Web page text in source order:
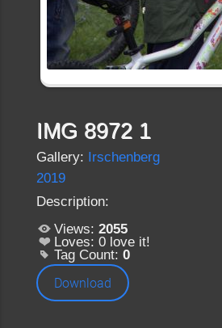
IMG 8972 1
Gallery: Irschenberg
2019
Description:
Views: 2055
Loves: 0 love it!
Tag Count: 0
Download